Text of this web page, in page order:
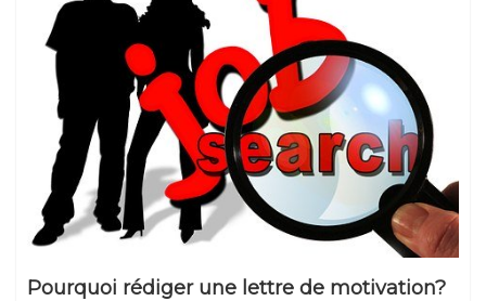
Pourquoi rédiger une lettre de motivation?